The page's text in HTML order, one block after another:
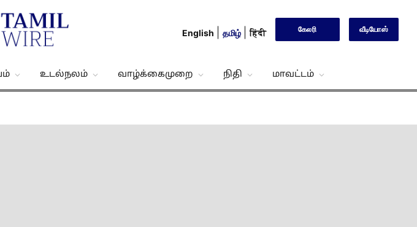
English தமிழ் हिंदी கேலரி வீடியோஸ்
உடல்நலம் வாழ்க்கைமுறை நிதி மாவட்டம்